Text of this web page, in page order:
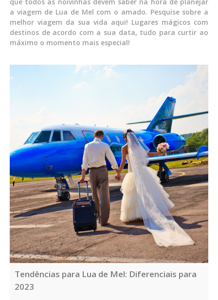
a viagem de Lua de Mel com o amado. Pesquise sobre a
melhor viagem da sua vida aqui! Lugares mágicos com
destinos de acordo com a sua data, tudo para curtir ao
máximo o momento mais especial!
Tendências para Lua de Mel: Diferenciais para
2023